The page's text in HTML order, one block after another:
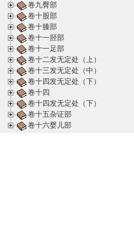
卷九臀部
卷十股部
卷十膝部
卷十一胫部
卷十一足部
卷十二发无定处（上）
卷十三发无定处（中）
卷十四发无定处（下）
卷十四
卷十四发无定处（下）
卷十五杂证部
卷十六婴儿部